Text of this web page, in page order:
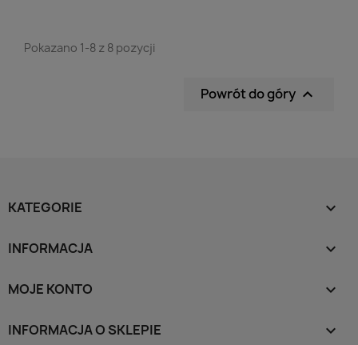
Pokazano 1-8 z 8 pozycji
Powrót do góry 
KATEGORIE 
INFORMACJA 
MOJE KONTO 
INFORMACJA O SKLEPIE keyboard_arrow_down